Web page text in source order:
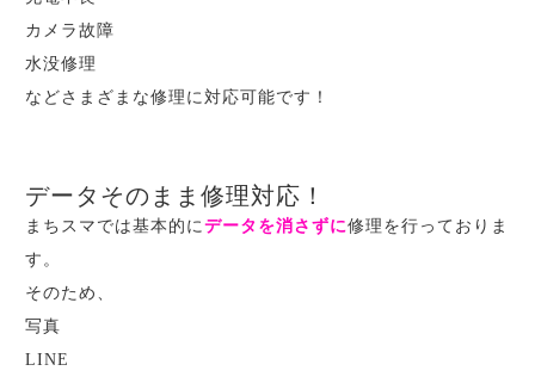
カメラ故障
水没修理
などさまざまな修理に対応可能です！
データそのまま修理対応！
まちスマでは基本的にデータを消さずに修理を行っておりま
す。
そのため、
写真
LINE